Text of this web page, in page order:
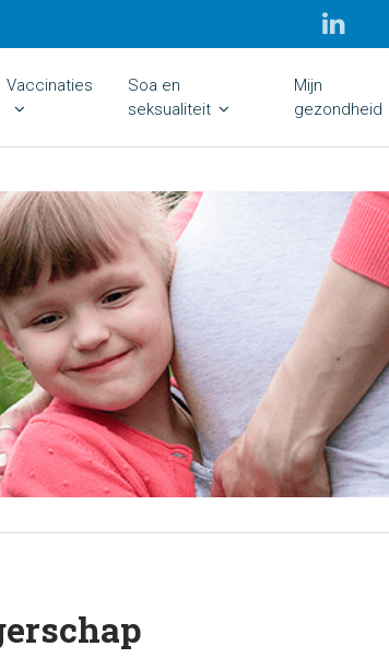
Vaccinaties
Soa en
seksualiteit
Mijn
gezondheid